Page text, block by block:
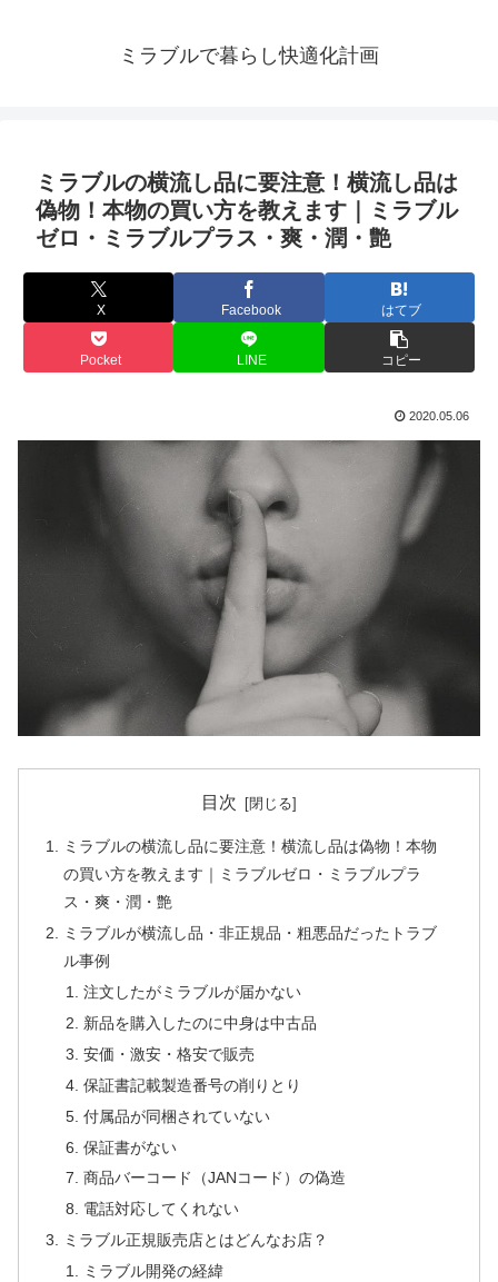
ミラブルで暮らし快適化計画
ミラブルの横流し品に要注意！横流し品は
偽物！本物の買い方を教えます｜ミラブル
ゼロ・ミラブルプラス・爽・潤・艶
X Facebook はてブ
Pocket LINE コピー
2020.05.06
目次
ミラブルの横流し品に要注意！横流し品は偽物！本物
の買い方を教えます｜ミラブルゼロ・ミラブルプラ
ス・爽・潤・艶
ミラブルが横流し品・非正規品・粗悪品だったトラブ
ル事例
注文したがミラブルが届かない
新品を購入したのに中身は中古品
安価・激安・格安で販売
保証書記載製造番号の削りとり
付属品が同梱されていない
保証書がない
商品バーコード（JANコード）の偽造
電話対応してくれない
ミラブル正規販売店とはどんなお店？
ミラブル開発の経緯